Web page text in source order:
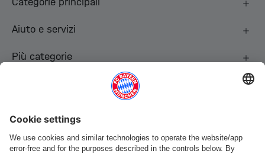
Categorie principali
Aiuto e servizi
Più categorie